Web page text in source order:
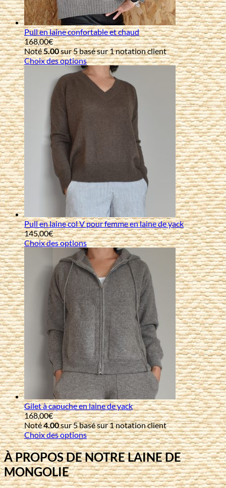
Pull en laine confortable et chaud
168,00€
Noté5.00sur 5 basé sur1notation client
Choix des options
Pull en laine col V pour femme en laine de yack
145,00€
Choix des options
Gilet à capuche en laine de yack
168,00€
Noté4.00sur 5 basé sur1notation client
Choix des options
À PROPOS DE NOTRE LAINE DE
MONGOLIE